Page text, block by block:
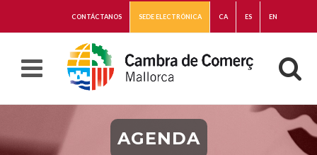
CONTÁCTANOS SEDE ELECTRÓNICA CA ES EN
AGENDA